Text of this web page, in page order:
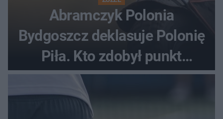
Abramczyk Polonia
Bydgoszcz deklasuje Polonię
Piła. Kto zdobył punkt
bonusowy?